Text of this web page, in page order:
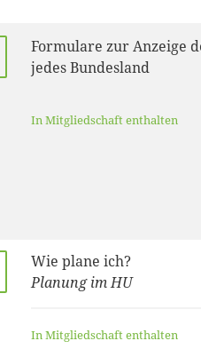
Formulare zur Anzeige
jedes Bundesland
In Mitgliedschaft enthalten
Wie plane ich?
Planung im HU
In Mitgliedschaft enthalten